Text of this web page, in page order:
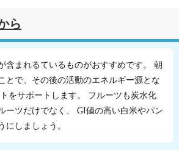
ら
含まれるているものがおすすめです。 朝
とで、その後の活動のエネルギー源とな
をサポートします。 フルーツも炭水化
ーツだけでなく、 GI値の高い白米やパン
にしましょう。